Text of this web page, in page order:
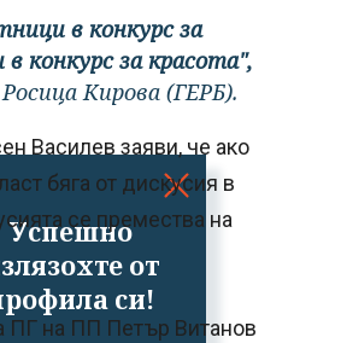
Успешно
от
си!
в конкурс за
в конкурс за красота",
Кирова (ГЕРБ).
Василев заяви, че ако
бяга от дискусия в
се премества на
ПГ на ПП Петър Витанов